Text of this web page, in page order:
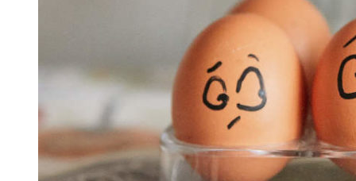
Votre Babymoon en Bretagne
Votre Babymoon en Centre-Val-de-Loire